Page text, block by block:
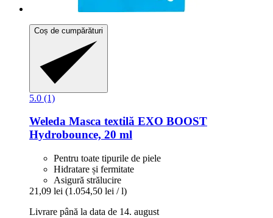
Coș de cumpărături
5.0 (1)
Weleda Masca textilă EXO BOOST
Hydrobounce, 20 ml
Pentru toate tipurile de piele
Hidratare și fermitate
Asigură strălucire
21,09 lei (1.054,50 lei / l)
Livrare până la data de 14. august